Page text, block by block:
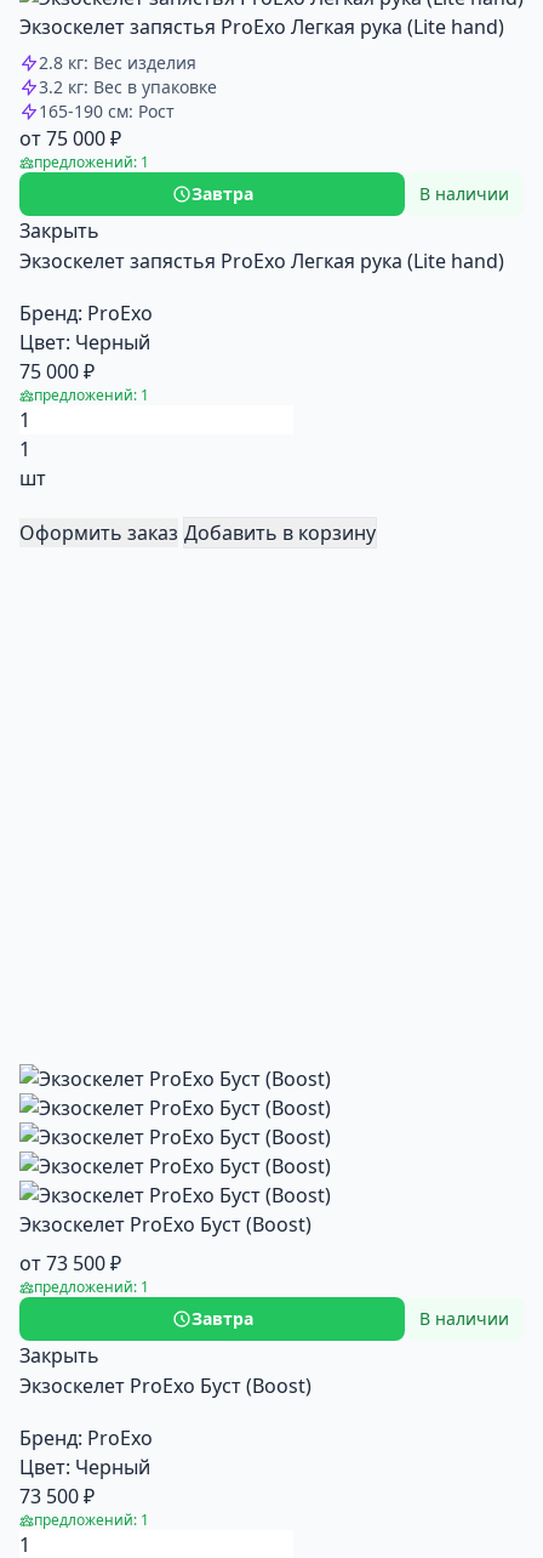
Экзоскелет запястья ProExo Легкая рука (Lite hand)
2.8 кг: Вес изделия
3.2 кг: Вес в упаковке
165-190 см: Рост
от 75 000 ₽
предложений: 1
Завтра В наличии
Закрыть
Экзоскелет запястья ProExo Легкая рука (Lite hand)
Бренд: ProExo
Цвет: Черный
75 000 ₽
предложений: 1
1
шт
Оформить заказ Добавить в корзину
Экзоскелет ProExo Буст (Boost)
от 73 500 ₽
предложений: 1
Завтра В наличии
Закрыть
Экзоскелет ProExo Буст (Boost)
Бренд: ProExo
Цвет: Черный
73 500 ₽
предложений: 1